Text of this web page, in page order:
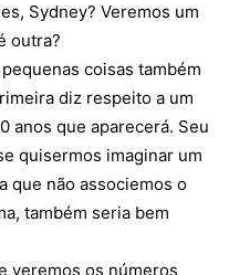
Sydney? Veremos um
outra?
coisas também
diz respeito a um
anos que aparecerá. Seu
quisermos imaginar um
que não associemos o
também seria bem
veremos os números